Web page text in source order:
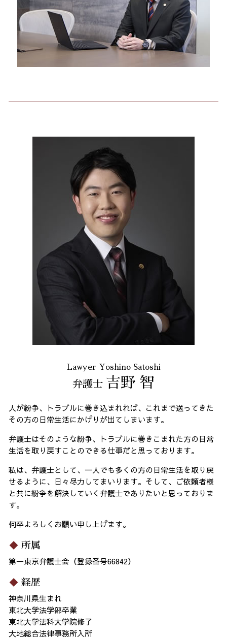
Lawyer Yoshino Satoshi
弁護士 吉野 智
人が紛争、トラブルに巻き込まれれば、これまで送ってきた
その方の日常生活にかげりが出てしまいます。
弁護士はそのような紛争、トラブルに巻きこまれた方の日常
生活を取り戻すことのできる仕事だと思っております。
私は、弁護士として、一人でも多くの方の日常生活を取り戻
せるように、日々尽力してまいります。そして、ご依頼者様
と共に紛争を解決していく弁護士でありたいと思っておりま
す。
何卒よろしくお願い申し上げます。
所属
第一東京弁護士会（登録番号66842）
経歴
神奈川県生まれ
東北大学法学部卒業
東北大学法科大学院修了
大地総合法律事務所入所